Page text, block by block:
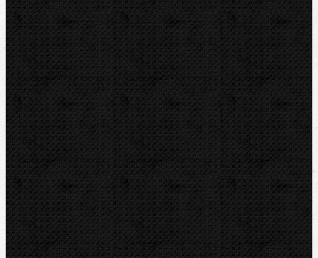
KNIPEX
LOXEAL
REED
HEUER
IRWIN